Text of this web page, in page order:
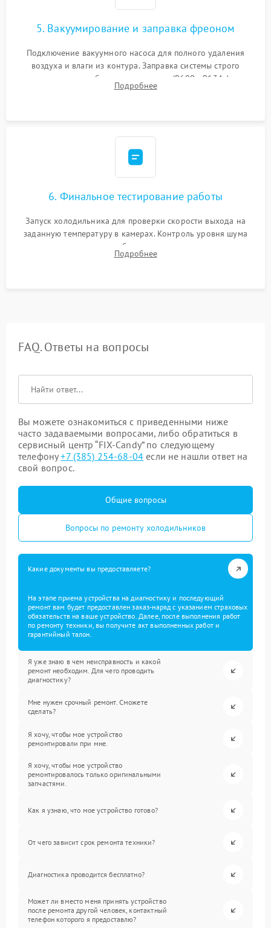
5. Вакуумирование и заправка фреоном
Подключение вакуумного насоса для полного удаления
воздуха и влаги из контура. Заправка системы строго
дозированным объемом хладагента (R600a, R134a) по
электронным весам. Контроль рабочего давления в системе.
Подробнее
6. Финальное тестирование работы
Запуск холодильника для проверки скорости выхода на
заданную температуру в камерах. Контроль уровня шума
компрессора, отсутствия обмерзания стенок и корректного
срабатывания системы автоматической оттайки.
Подробнее
FAQ. Ответы на вопросы
Вы можете ознакомиться с приведенными ниже
часто задаваемыми вопросами, либо обратиться в
сервисный центр “FIX-Candy” по следующему
телефону+7 (385) 254-68-04 если не нашли ответ на
свой вопрос.
Общие вопросы
Вопросы по ремонту холодильников
Какие документы вы предоставляете?
На этапе приема устройства на диагностику и последующий
ремонт вам будет предоставлен заказ-наряд с указанием страховых
обязательств на ваше устройство. Далее, после выполнения работ
по ремонту техники, вы получите акт выполненных работ и
гарантийный талон.
Я уже знаю в чем неисправность и какой
ремонт необходим. Для чего проводить
диагностику?
Мне нужен срочный ремонт. Сможете
сделать?
Я хочу, чтобы мое устройство
ремонтировали при мне.
Я хочу, чтобы мое устройство
ремонтировалось только оригинальными
запчастями.
Как я узнаю, что мое устройство готово?
От чего зависит срок ремонта техники?
Диагностика проводится бесплатно?
Может ли вместо меня принять устройство
после ремонта другой человек, контактный
телефон которого я предоставлю?